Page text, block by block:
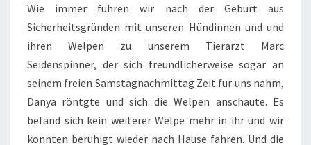
Wie immer fuhren wir nach der Geburt aus
Sicherheitsgründen mit unseren Hündinnen und und
ihren Welpen zu unserem Tierarzt Marc
Seidenspinner, der sich freundlicherweise sogar an
seinem freien Samstagnachmittag Zeit für uns nahm,
Danya röntgte und sich die Welpen anschaute. Es
befand sich kein weiterer Welpe mehr in ihr und wir
konnten beruhigt wieder nach Hause fahren. Und die